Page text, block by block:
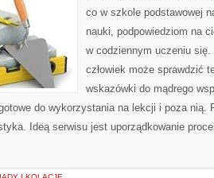
co w szkole podstawowej
nauki, podpowiedziom na
w codziennym uczeniu
człowiek może sprawdzić
wskazówki do mądrego
do wykorzystania na lekcji i poza nią.
Ideą serwisu jest uporządkowanie